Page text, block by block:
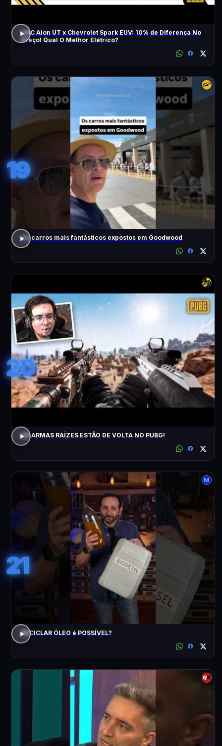
GAC Aion UT x Chevrolet Spark EUV: 10% de Diferença No
Preço! Qual O Melhor Elétrico?
19
Os carros mais fantásticos expostos em Goodwood
20
AS ARMAS RAÍZES ESTÃO DE VOLTA NO PUBG!
21
RECICLAR ÓLEO é POSSÍVEL?